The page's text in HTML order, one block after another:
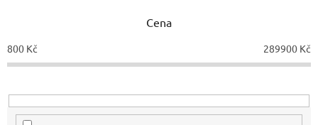
o
d
k
t
Cena
800 Kč 289900 Kč